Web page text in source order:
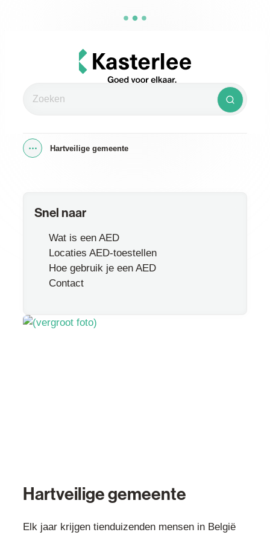
Kasterlee
Zoeken Zoeken
Toon alle broodkruimel items
Hartveilige gemeente
Snel naar
Wat is een AED
Locaties AED-toestellen
Hoe gebruik je een AED
Contact
Hartveilige gemeente
Elk jaar krijgen tienduizenden mensen in België